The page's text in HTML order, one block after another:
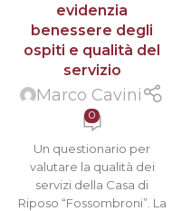
evidenzia
benessere degli
ospiti e qualità del
servizio
Marco Cavini
0
Un questionario per
valutare la qualità dei
servizi della Casa di
Riposo “Fossombroni”. La